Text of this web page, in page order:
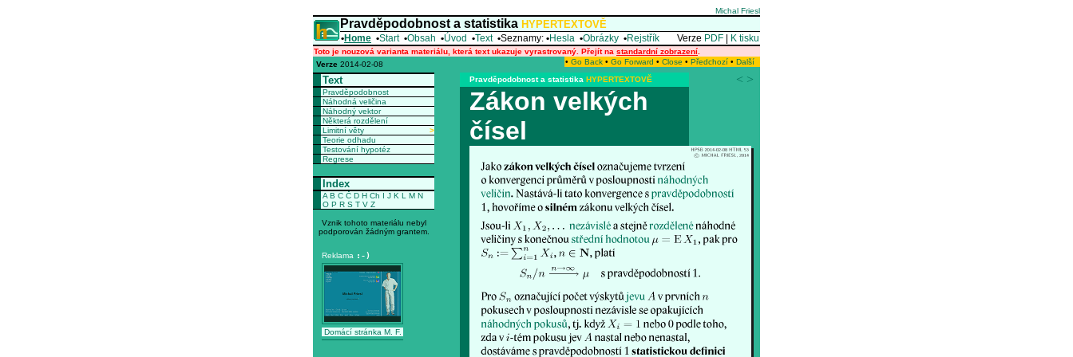
Michal Friesl
Pravděpodobnost a statistika HYPERTEXTOVĚ
•Home •Start •Obsah •Úvod •Text •Seznamy: •Hesla •Obrázky •Rejstřík Verze PDF K tisku
Toto je nouzová varianta materiálu, která text ukazuje vyrastrovaný. Přejít na standardní zobrazení
• Go Back • Go Forward • Close • Předchozí • Další
Verze 2014-02-08
Text
Pravděpodobnost
Náhodná veličina
Náhodný vektor
Některá rozdělení
Limitní věty
>
Teorie odhadu
Testování hypotéz
Regrese
Index
A B C Č D H Ch I J K L M N
O P R S T V Z
Vznik tohoto materiálu nebyl
podporován žádným grantem.
Reklama :-)
Domácí stránka M. F.
Pravděpodobnost a statistika HYPERTEXTOVĚ < >
Zákon velkých
čísel